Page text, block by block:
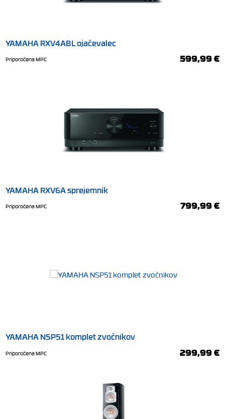
YAMAHA RXV4ABL ojačevalec
Priporočena MPC 599,99 €
YAMAHA RXV6A sprejemnik
Priporočena MPC 799,99 €
YAMAHA NSP51 komplet zvočnikov
Priporočena MPC 299,99 €